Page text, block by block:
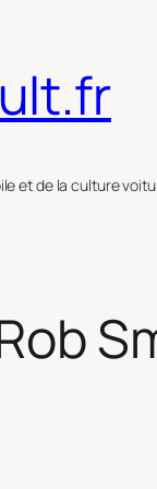
et de la culture